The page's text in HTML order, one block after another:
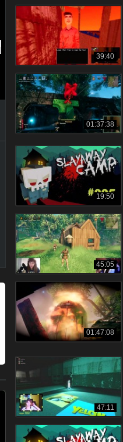
39:40
01:37:38
19:50
45:05
01:47:08
47:11